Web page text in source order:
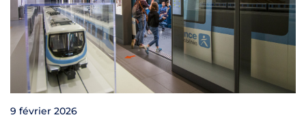
9 février 2026